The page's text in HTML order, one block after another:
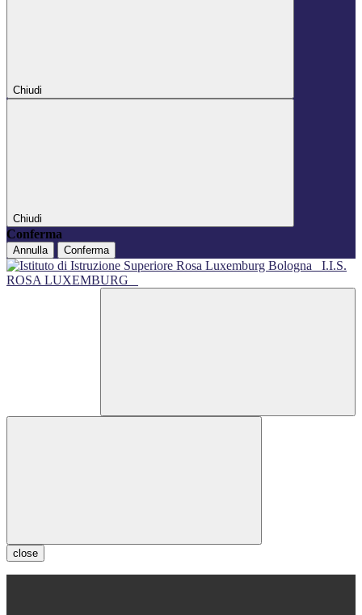
Chiudi
Chiudi
Conferma
Annulla Conferma
I.I.S.
ROSA LUXEMBURG
close